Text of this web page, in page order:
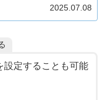
便利な顧客体験を提供し、LINE経
法を事例を交えて解説します。
2025.07.08
設定することも可能